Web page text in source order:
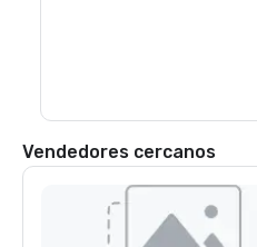
Vendedores cercanos